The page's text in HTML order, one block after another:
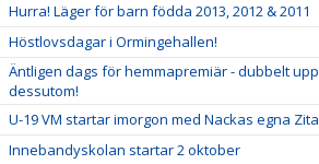
Hurra! Läger för barn födda 2013, 2012 & 2011
Höstlovsdagar i Ormingehallen!
Äntligen dags för hemmapremiär - dubbelt upp
dessutom!
U-19 VM startar imorgon med Nackas egna Zita
Innebandyskolan startar 2 oktober